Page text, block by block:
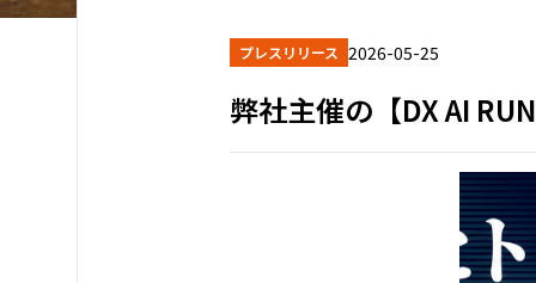
プレスリリース 2026-05-25
弊社主催の【DX AI